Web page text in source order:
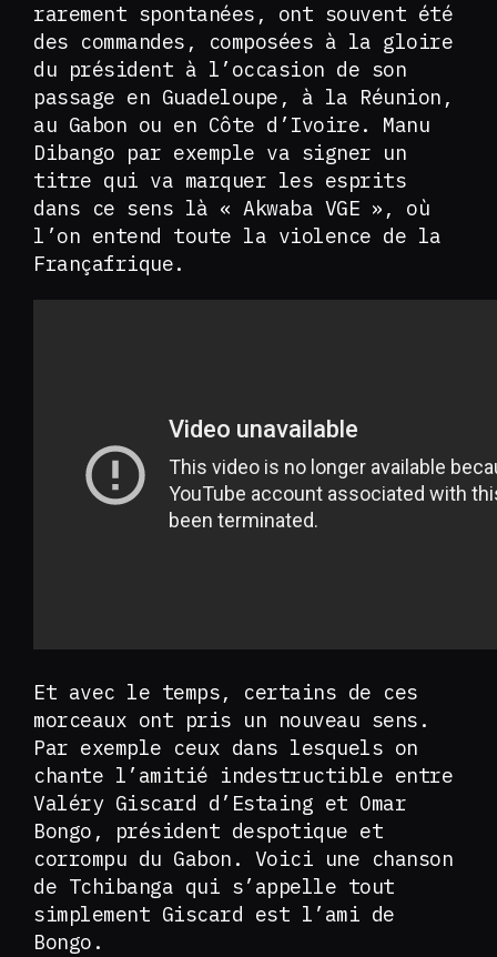
rarement spontanées, ont souvent été
des commandes, composées à la gloire
du président à l’occasion de son
passage en Guadeloupe, à la Réunion,
au Gabon ou en Côte d’Ivoire. Manu
Dibango par exemple va signer un
titre qui va marquer les esprits
dans ce sens là « Akwaba VGE », où
l’on entend toute la violence de la
Françafrique.
Et avec le temps, certains de ces
morceaux ont pris un nouveau sens.
Par exemple ceux dans lesquels on
chante l’amitié indestructible entre
Valéry Giscard d’Estaing et Omar
Bongo, président despotique et
corrompu du Gabon. Voici une chanson
de Tchibanga qui s’appelle tout
simplement Giscard est l’ami de
Bongo.